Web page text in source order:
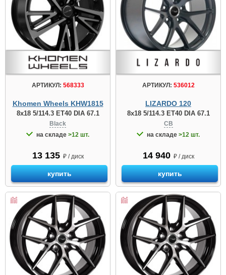
АРТИКУЛ: 568333
Khomen Wheels KHW1815
8x18 5/114.3 ET40 DIA 67.1
Black
на складе >12 шт.
13 135 ₽ / диск
купить
АРТИКУЛ: 536012
LIZARDO 120
8x18 5/114.3 ET40 DIA 67.1
CB
на складе >12 шт.
14 940 ₽ / диск
купить